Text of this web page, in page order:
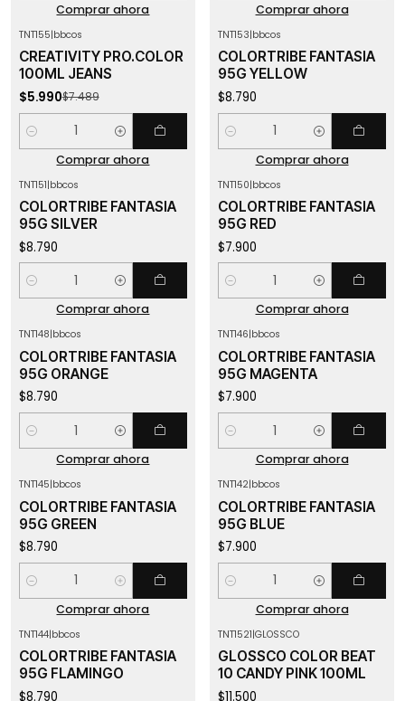
Comprar ahora
Comprar ahora
TNT155|bbcos
CREATIVITY PRO.COLOR
100ML JEANS
$5.990$7.489
Cantidad
Comprar ahora
TNT153|bbcos
COLORTRIBE FANTASIA
95G YELLOW
$8.790
Cantidad
Comprar ahora
TNT151|bbcos
COLORTRIBE FANTASIA
95G SILVER
$8.790
Cantidad
Comprar ahora
TNT150|bbcos
COLORTRIBE FANTASIA
95G RED
$7.900
Cantidad
Comprar ahora
TNT148|bbcos
COLORTRIBE FANTASIA
95G ORANGE
$8.790
Cantidad
Comprar ahora
TNT146|bbcos
COLORTRIBE FANTASIA
95G MAGENTA
$7.900
Cantidad
Comprar ahora
TNT145|bbcos
COLORTRIBE FANTASIA
95G GREEN
$8.790
Cantidad
Comprar ahora
TNT142|bbcos
COLORTRIBE FANTASIA
95G BLUE
$7.900
Cantidad
Comprar ahora
TNT144|bbcos
COLORTRIBE FANTASIA
95G FLAMINGO
$8.790
TNT1521|GLOSSCO
GLOSSCO COLOR BEAT
10 CANDY PINK 100ML
$11.500